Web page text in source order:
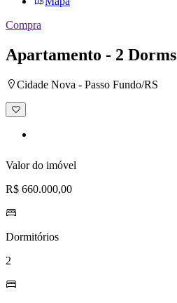
Compra
Apartamento - 2 Dorms
Cidade Nova - Passo Fundo/RS
Adicionar
à
Valor do imóvel
R$ 660.000,00
Dormitórios
2